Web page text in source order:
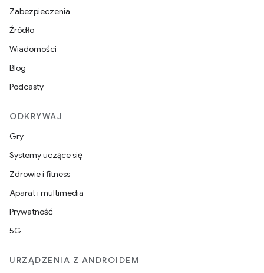
Zabezpieczenia
Źródło
Wiadomości
Blog
Podcasty
ODKRYWAJ
Gry
Systemy uczące się
Zdrowie i fitness
Aparat i multimedia
Prywatność
5G
URZĄDZENIA Z ANDROIDEM